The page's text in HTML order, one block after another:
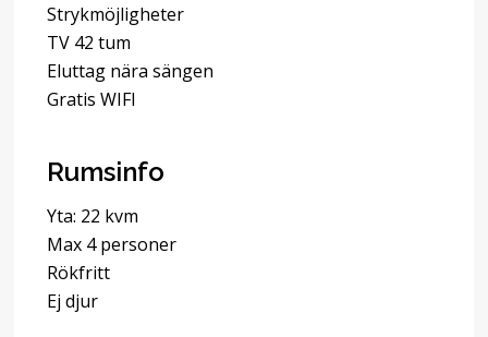
Strykmöjligheter
TV 42 tum
Eluttag nära sängen
Gratis WIFI
Rumsinfo
Yta: 22 kvm
Max 4 personer
Rökfritt
Ej djur